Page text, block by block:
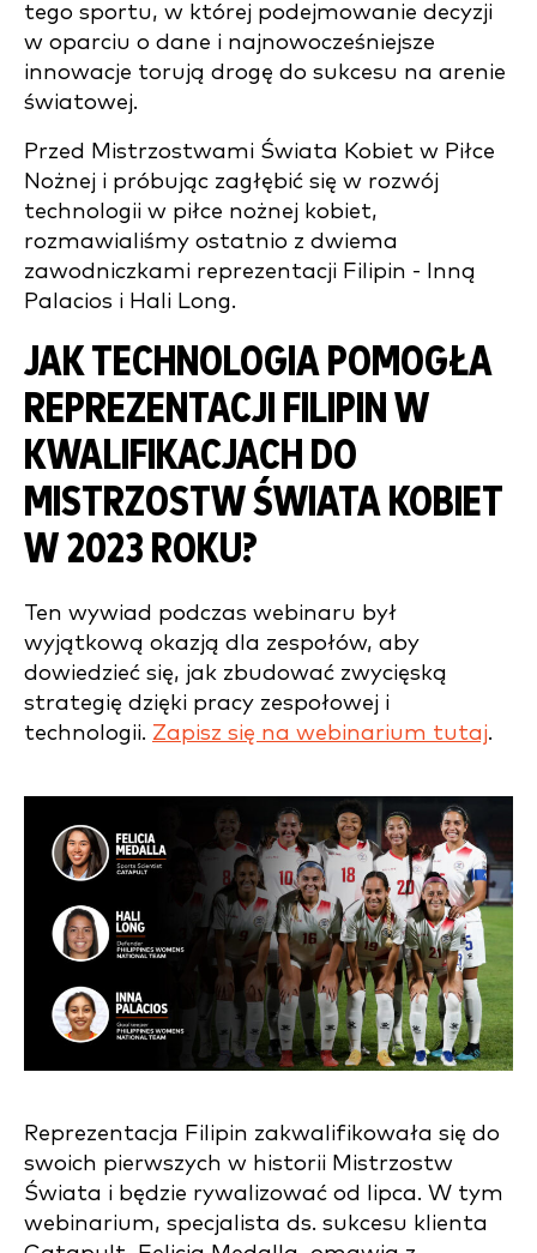
tego sportu, w której podejmowanie decyzji
w oparciu o dane i najnowocześniejsze
innowacje torują drogę do sukcesu na arenie
światowej.
Przed Mistrzostwami Świata Kobiet w Piłce
Nożnej i próbując zagłębić się w rozwój
technologii w piłce nożnej kobiet,
rozmawialiśmy ostatnio z dwiema
zawodniczkami reprezentacji Filipin - Inną
Palacios i Hali Long.
JAK TECHNOLOGIA POMOGŁA
REPREZENTACJI FILIPIN W
KWALIFIKACJACH DO
MISTRZOSTW ŚWIATA KOBIET
W 2023 ROKU?
Ten wywiad podczas webinaru był
wyjątkową okazją dla zespołów, aby
dowiedzieć się, jak zbudować zwycięską
strategię dzięki pracy zespołowej i
technologii. Zapisz się na webinarium tutaj.
Reprezentacja Filipin zakwalifikowała się do
swoich pierwszych w historii Mistrzostw
Świata i będzie rywalizować od lipca. W tym
webinarium, specjalista ds. sukcesu klienta